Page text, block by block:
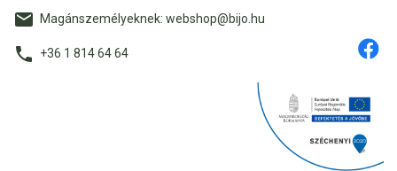
Magánszemélyeknek: webshop@bijo.hu
+36 1 814 64 64